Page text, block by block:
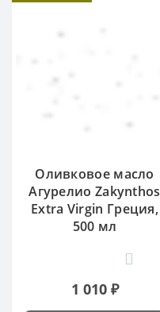
Оливковое масло
Агурелио Zakynthos
Extra Virgin Греция,
500 мл
1 010 ₽